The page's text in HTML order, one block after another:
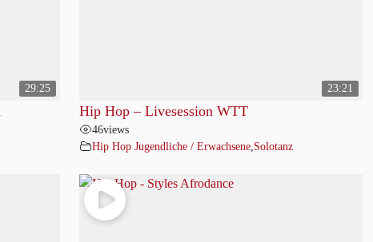
29:25 23:21
Hip Hop – Livesession WTT
46views
Hip Hop Jugendliche / Erwachsene, Solotanz